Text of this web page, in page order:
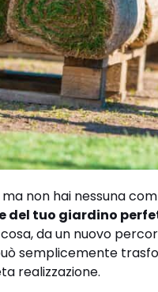
non hai nessuna
del tuo giardino
da un nuovo
semplicemente
realizzazione.